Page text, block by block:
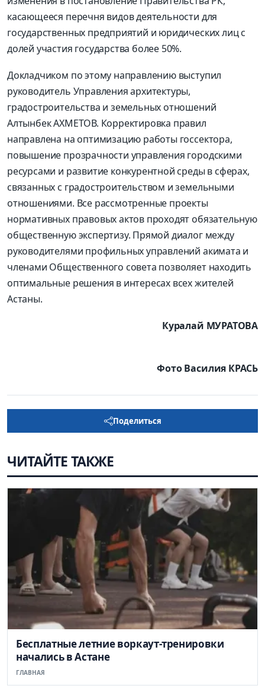
касающееся перечня видов деятельности для
государственных предприятий и юридических лиц с
долей участия государства более 50%.
Докладчиком по этому направлению выступил
руководитель Управления архитектуры,
градостроительства и земельных отношений
Алтынбек АХМЕТОВ. Корректировка правил
направлена на оптимизацию работы госсектора,
повышение прозрачности управления городскими
ресурсами и развитие конкурентной среды в сферах,
связанных с градостроительством и земельными
отношениями. Все рассмотренные проекты
нормативных правовых актов проходят обязательную
общественную экспертизу. Прямой диалог между
руководителями профильных управлений акимата и
членами Общественного совета позволяет находить
оптимальные решения в интересах всех жителей
Астаны.
Куралай МУРАТОВА
Фото Василия КРАСЬ
Поделиться
ЧИТАЙТЕ ТАКЖЕ
Бесплатные летние воркаут-тренировки
начались в Астане
ГЛАВНАЯ